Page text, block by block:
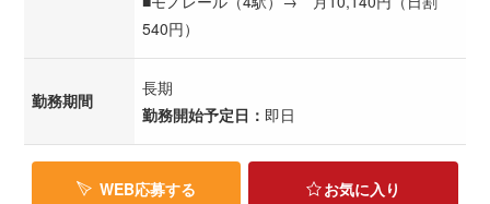
540円）
勤務期間
長期
勤務開始予定日： 即日
WEB応募する お気に入り